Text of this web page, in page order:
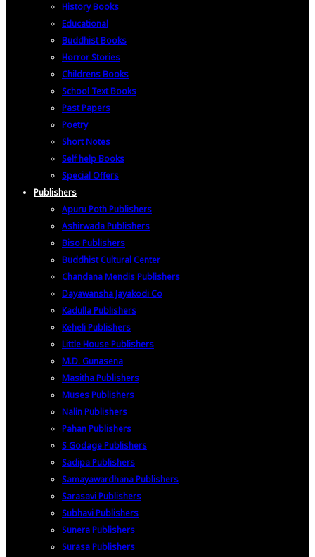
History Books
Educational
Buddhist Books
Horror Stories
Childrens Books
School Text Books
Past Papers
Poetry
Short Notes
Self help Books
Special Offers
Publishers
Apuru Poth Publishers
Ashirwada Publishers
Biso Publishers
Buddhist Cultural Center
Chandana Mendis Publishers
Dayawansha Jayakodi Co
Kadulla Publishers
Keheli Publishers
Little House Publishers
M.D. Gunasena
Masitha Publishers
Muses Publishers
Nalin Publishers
Pahan Publishers
S Godage Publishers
Sadipa Publishers
Samayawardhana Publishers
Sarasavi Publishers
Subhavi Publishers
Sunera Publishers
Surasa Publishers